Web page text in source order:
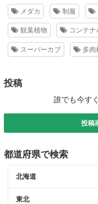
メダカ 制服
観葉植物 コンテナ
スーパーカブ 多肉
投稿
誰でも今す
投稿
都道府県で検索
北海道
東北